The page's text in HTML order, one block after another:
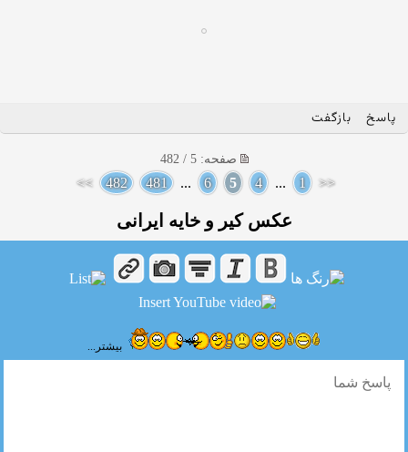
پاسخ بازگفت
صفحه: 5 / 482
<<
1
...
4
5
6
...
481
482
>>
عکس کیر و خایه ایرانی
بیشتر...